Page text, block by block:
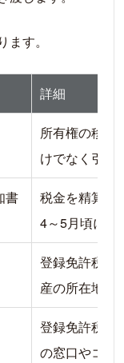
す。
詳細
所有権の移転
けでなく引渡
書
税金を精算す
4～5月頃に郵
登録免許税の
産の所在地の
登録免許税の
の窓口やコン